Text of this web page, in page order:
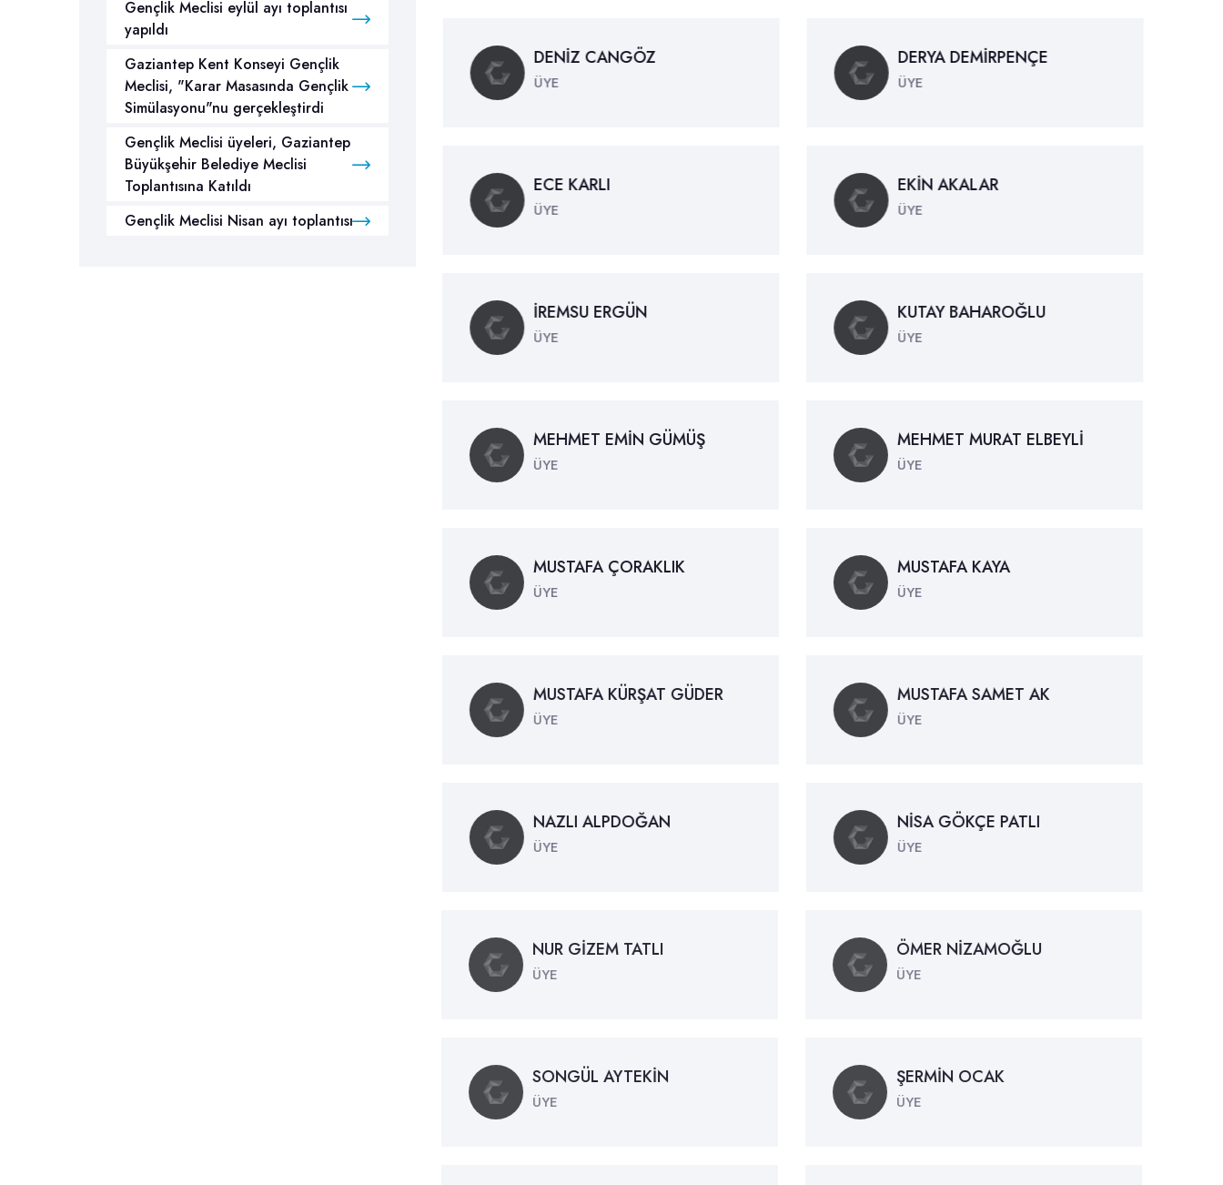
Gençlik Meclisi eylül ayı toplantısı
yapıldı
Gaziantep Kent Konseyi Gençlik
Meclisi, "Karar Masasında Gençlik
Simülasyonu"nu gerçekleştirdi
Gençlik Meclisi üyeleri, Gaziantep
Büyükşehir Belediye Meclisi
Toplantısına Katıldı
Gençlik Meclisi Nisan ayı toplantısı
DENİZ CANGÖZ
ÜYE
DERYA DEMİRPENÇE
ÜYE
ECE KARLI
ÜYE
EKİN AKALAR
ÜYE
İREMSU ERGÜN
ÜYE
KUTAY BAHAROĞLU
ÜYE
MEHMET EMİN GÜMÜŞ
ÜYE
MEHMET MURAT ELBEYLİ
ÜYE
MUSTAFA ÇORAKLIK
ÜYE
MUSTAFA KAYA
ÜYE
MUSTAFA KÜRŞAT GÜDER
ÜYE
MUSTAFA SAMET AK
ÜYE
NAZLI ALPDOĞAN
ÜYE
NİSA GÖKÇE PATLI
ÜYE
NUR GİZEM TATLI
ÜYE
ÖMER NİZAMOĞLU
ÜYE
SONGÜL AYTEKİN
ÜYE
ŞERMİN OCAK
ÜYE